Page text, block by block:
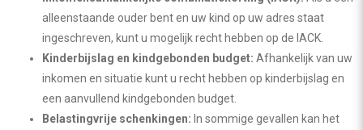
alleenstaande ouder bent en uw kind op uw adres staat
ingeschreven, kunt u mogelijk recht hebben op de IACK.
Kinderbijslag en kindgebonden budget: Afhankelijk van uw
inkomen en situatie kunt u recht hebben op kinderbijslag en
een aanvullend kindgebonden budget.
Belastingvrije schenkingen: In sommige gevallen kan het